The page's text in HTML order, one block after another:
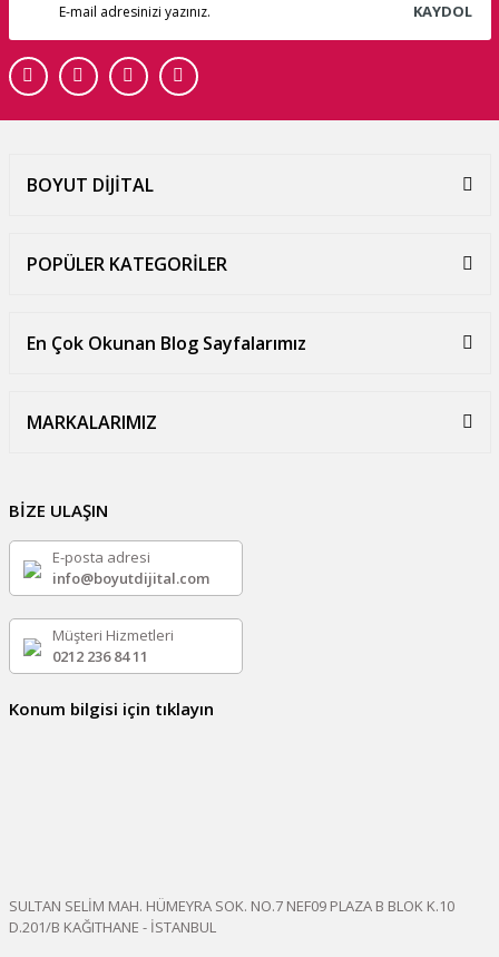
KAYDOL
BOYUT DİJİTAL
POPÜLER KATEGORİLER
En Çok Okunan Blog Sayfalarımız
MARKALARIMIZ
BİZE ULAŞIN
E-posta adresi
info@boyutdijital.com
Müşteri Hizmetleri
0212 236 84 11
Konum bilgisi için tıklayın
SULTAN SELİM MAH. HÜMEYRA SOK. NO.7 NEF09 PLAZA B BLOK K.10
D.201/B KAĞITHANE - İSTANBUL